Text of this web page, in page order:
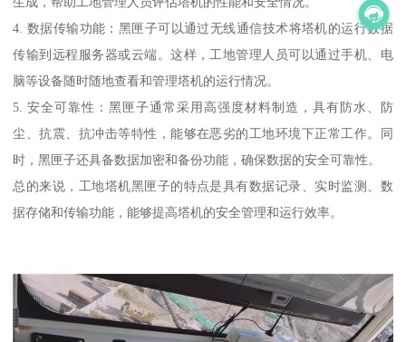
4. 数据传输功能：黑匣子可以通过无线通信技术将塔机的运行数据
传输到远程服务器或云端。这样，工地管理人员可以通过手机、电
脑等设备随时随地查看和管理塔机的运行情况。
5. 安全可靠性：黑匣子通常采用高强度材料制造，具有防水、防
尘、抗震、抗冲击等特性，能够在恶劣的工地环境下正常工作。同
时，黑匣子还具备数据加密和备份功能，确保数据的安全可靠性。
总的来说，工地塔机黑匣子的特点是具有数据记录、实时监测、数
据存储和传输功能，能够提高塔机的安全管理和运行效率。